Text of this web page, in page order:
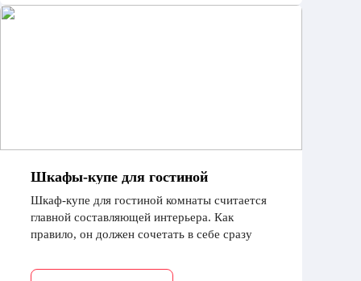
Шкафы-купе для гостиной
Шкаф-купе для гостиной комнаты считается
главной составляющей интерьера. Как
правило, он должен сочетать в себе сразу
функциональность, изящность